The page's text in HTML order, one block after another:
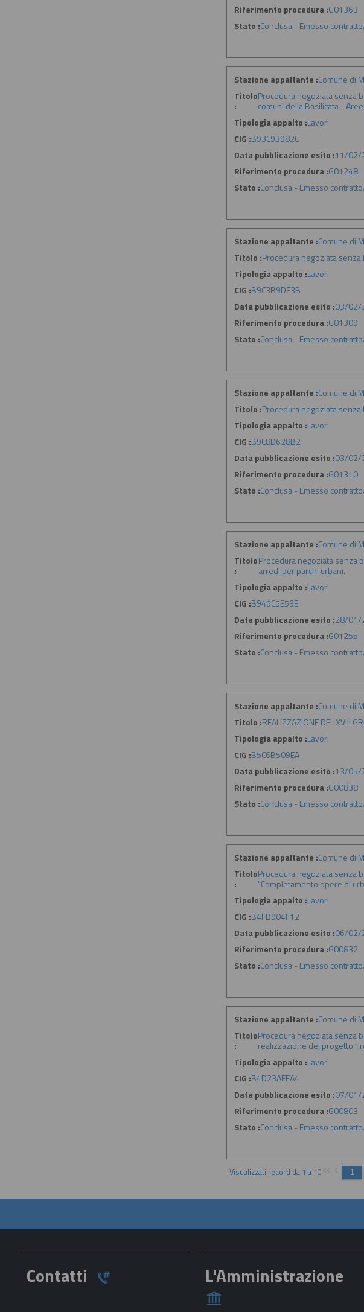
Riferimento procedura :G01363
Stato :Conclusa - Emesso
Stazione appaltante :Comune di
Titolo
:
Procedura negoziata senza
comuni della Basilicata -
Tipologia appalto :Lavori
CIG :B93C93982C
Data pubblicazione esito :11/02/
Riferimento procedura :G01248
Stato :Conclusa - Emesso
Stazione appaltante :Comune di
Titolo :Procedura negoziata
Tipologia appalto :Lavori
CIG :B9C3B9DE3B
Data pubblicazione esito :03/02/
Riferimento procedura :G01309
Stato :Conclusa - Emesso
Stazione appaltante :Comune di
Titolo :Procedura negoziata senza
Tipologia appalto :Lavori
CIG :B9C8D628B2
Data pubblicazione esito :03/02/
Riferimento procedura :G01310
Stato :Conclusa - Emesso
Stazione appaltante :Comune di
Titolo
:
Procedura negoziata senza
arredi per parchi urbani.
Tipologia appalto :Lavori
CIG :B945C5E59E
Data pubblicazione esito :28/01/
Riferimento procedura :G01255
Stato :Conclusa - Emesso
Stazione appaltante :Comune di
Titolo :REALIZZAZIONE DEL XVIII
Tipologia appalto :Lavori
CIG :B5C6B509EA
Data pubblicazione esito :13/05/
Riferimento procedura :G00838
Stato :Conclusa - Emesso
Stazione appaltante :Comune di
Titolo
:
Procedura negoziata senza
"Completamento opere di
Tipologia appalto :Lavori
CIG :B4FB904F12
Data pubblicazione esito :06/02/
Riferimento procedura :G00832
Stato :Conclusa - Emesso
Stazione appaltante :Comune di
Titolo
:
Procedura negoziata senza
realizzazione del progetto
Tipologia appalto :Lavori
CIG :B4D23AEEA4
Data pubblicazione esito :07/01/
Riferimento procedura :G00803
Stato :Conclusa - Emesso
Visualizzati record da 1 a 10
Contatti L'Amministrazione